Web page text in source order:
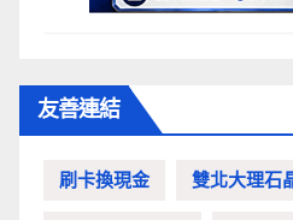
友善連結
刷卡換現金 雙北大理石